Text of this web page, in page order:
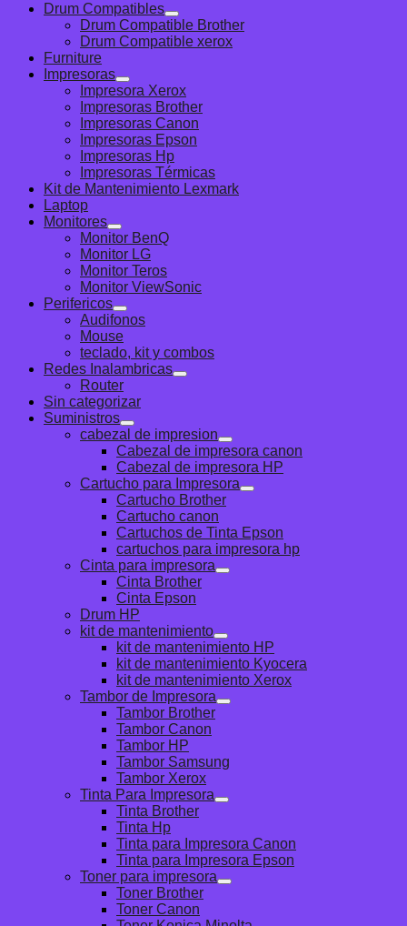
S/98.54.S/90.96.
Drum Compatibles
Drum Compatible Brother
Drum Compatible xerox
Furniture
Impresoras
Impresora Xerox
Impresoras Brother
Impresoras Canon
Impresoras Epson
Impresoras Hp
Impresoras Térmicas
Kit de Mantenimiento Lexmark
Laptop
Monitores
Monitor BenQ
Monitor LG
Monitor Teros
Monitor ViewSonic
Perifericos
Audifonos
Mouse
teclado, kit y combos
Redes Inalambricas
Router
Sin categorizar
Suministros
cabezal de impresion
Cabezal de impresora canon
Cabezal de impresora HP
Cartucho para Impresora
Cartucho Brother
Cartucho canon
Cartuchos de Tinta Epson
cartuchos para impresora hp
Cinta para impresora
Cinta Brother
Cinta Epson
Drum HP
kit de mantenimiento
kit de mantenimiento HP
kit de mantenimiento Kyocera
kit de mantenimiento Xerox
Tambor de Impresora
Tambor Brother
Tambor Canon
Tambor HP
Tambor Samsung
Tambor Xerox
Tinta Para Impresora
Tinta Brother
Tinta Hp
Tinta para Impresora Canon
Tinta para Impresora Epson
Toner para impresora
Toner Brother
Toner Canon